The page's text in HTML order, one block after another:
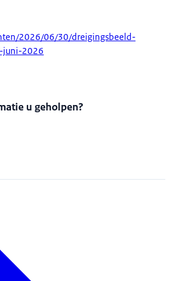
2026/06/30/dreigingsbeeld-
juni-2026
u geholpen?